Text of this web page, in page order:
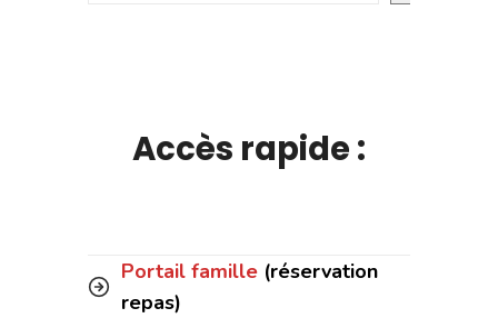
Accès rapide :
Portail famille (réservation
repas)